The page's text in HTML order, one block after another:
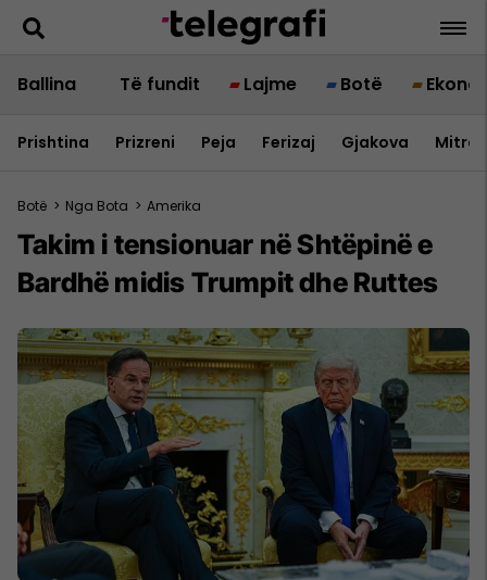
Ballina Të fundit Lajme Botë
Prishtina Prizreni Peja Ferizaj Gjakova
Botë > Nga Bota > Amerika
Takim i tensionuar në Shtëpinë e
Bardhë midis Trumpit dhe Ruttes